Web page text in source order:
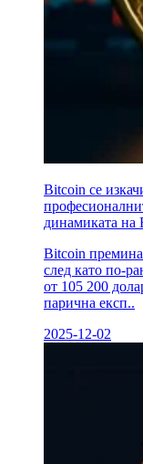
Bitcoin се
динамиката на
Bitcoin премина
след като по-
от 105 200
парична експ..
2025-12-02